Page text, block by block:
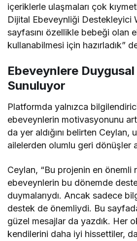
içeriklerle ulaşmaları çok
Dijital Ebeveynliği Destekleyici
sayfasını özellikle bebeği olan
kullanabilmesi için hazırladık”
Ebeveynlere
Sunuluyor
Platformda yalnızca
ebeveynlerin motivasyonunu
da yer aldığını belirten Ceylan,
ailelerden olumlu geri dönüşler
Ceylan, “Bu projenin en önemli
ebeveynlerin bu dönemde
duymalarıydı. Ancak sadece
destek de önemliydi. Bu
güzel mesajlar da yazdık. Her
kendilerini daha iyi hissettiler,